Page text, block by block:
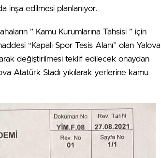
inşa edilmesi planlanıyor.
” Kamu Kurumlarına Tahsisi ” için
“Kapalı Spor Tesis Alanı” olan Yalova
değiştirilmesi teklif edilecek onaydan
Atatürk Stadı yıkılarak yerlerine kamu